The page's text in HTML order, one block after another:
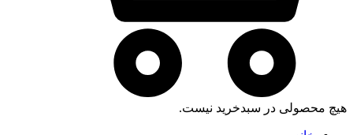
هیچ محصولی در سبدخرید نیست.